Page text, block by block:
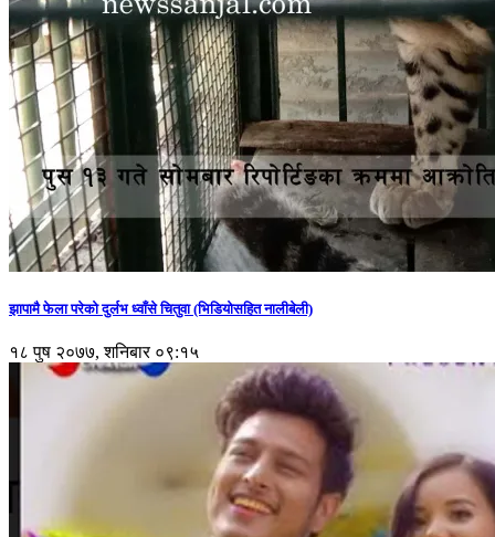
झापामै फेला परेको दुर्लभ ध्वाँसे चितुवा (भिडियोसहित नालीबेली)
१८ पुष २०७७, शनिबार ०९:१५